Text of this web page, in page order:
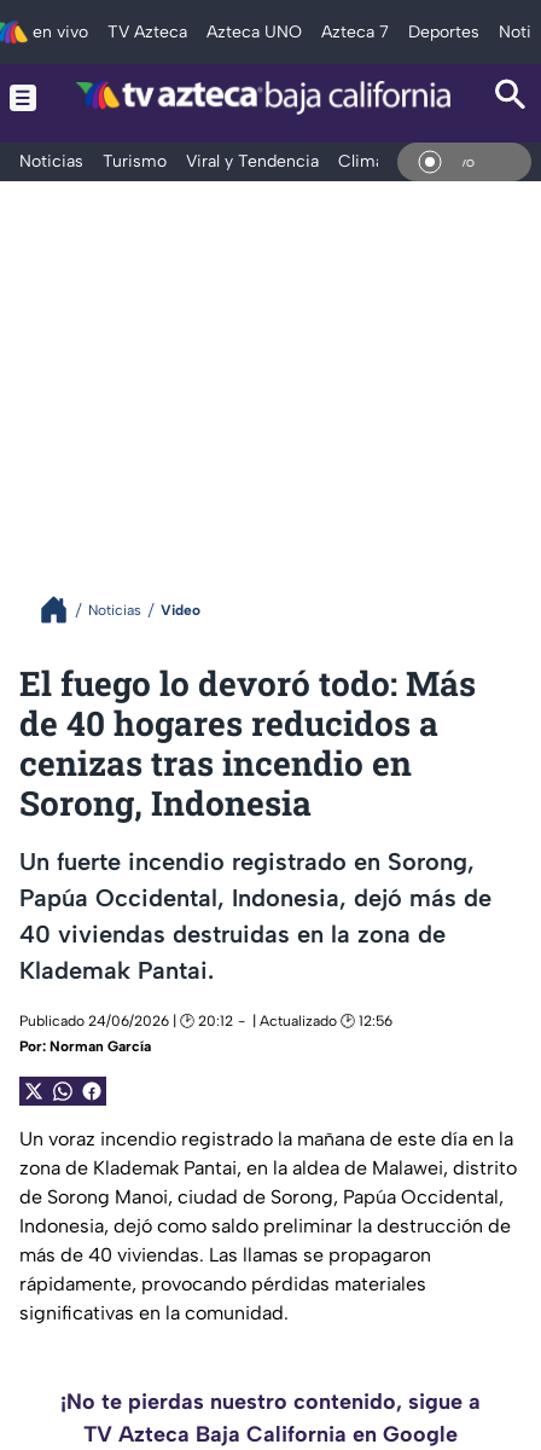
en vivo TV Azteca Azteca UNO Azteca 7 Deportes
Noticias Turismo Viral y Tendencia Clima Deportes En
Noticias Video
El fuego lo devoró todo: Más
de 40 hogares reducidos a
cenizas tras incendio en
Sorong, Indonesia
Un fuerte incendio registrado en Sorong,
Papúa Occidental, Indonesia, dejó más de
40 viviendas destruidas en la zona de
Klademak Pantai.
Publicado 24/06/2026 | 🕑 20:12
| Actualizado 🕑 12:56
Por: Norman García
Un voraz incendio registrado la mañana de este día en la
zona de Klademak Pantai, en la aldea de Malawei, distrito
de Sorong Manoi, ciudad de Sorong, Papúa Occidental,
Indonesia, dejó como saldo preliminar la destrucción de
más de 40 viviendas. Las llamas se propagaron
rápidamente, provocando pérdidas materiales
significativas en la comunidad.
¡No te pierdas nuestro contenido, sigue a
TV Azteca Baja California en Google